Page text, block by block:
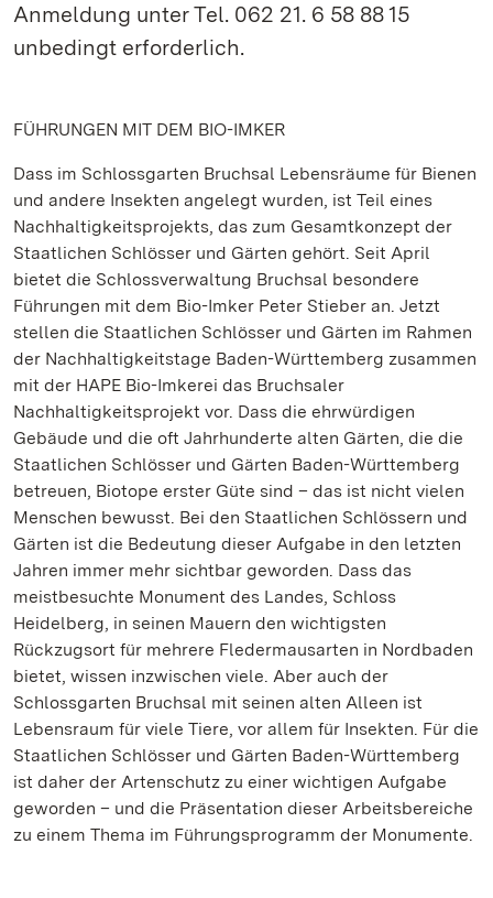
Anmeldung unter Tel. 062 21. 6 58 88 15
unbedingt erforderlich.
FÜHRUNGEN MIT DEM BIO-IMKER
Dass im Schlossgarten Bruchsal Lebensräume für Bienen
und andere Insekten angelegt wurden, ist Teil eines
Nachhaltigkeitsprojekts, das zum Gesamtkonzept der
Staatlichen Schlösser und Gärten gehört. Seit April
bietet die Schlossverwaltung Bruchsal besondere
Führungen mit dem Bio-Imker Peter Stieber an. Jetzt
stellen die Staatlichen Schlösser und Gärten im Rahmen
der Nachhaltigkeitstage Baden-Württemberg zusammen
mit der HAPE Bio-Imkerei das Bruchsaler
Nachhaltigkeitsprojekt vor. Dass die ehrwürdigen
Gebäude und die oft Jahrhunderte alten Gärten, die die
Staatlichen Schlösser und Gärten Baden-Württemberg
betreuen, Biotope erster Güte sind – das ist nicht vielen
Menschen bewusst. Bei den Staatlichen Schlössern und
Gärten ist die Bedeutung dieser Aufgabe in den letzten
Jahren immer mehr sichtbar geworden. Dass das
meistbesuchte Monument des Landes, Schloss
Heidelberg, in seinen Mauern den wichtigsten
Rückzugsort für mehrere Fledermausarten in Nordbaden
bietet, wissen inzwischen viele. Aber auch der
Schlossgarten Bruchsal mit seinen alten Alleen ist
Lebensraum für viele Tiere, vor allem für Insekten. Für die
Staatlichen Schlösser und Gärten Baden-Württemberg
ist daher der Artenschutz zu einer wichtigen Aufgabe
geworden – und die Präsentation dieser Arbeitsbereiche
zu einem Thema im Führungsprogramm der Monumente.